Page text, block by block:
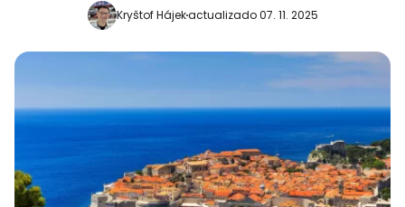
Kryštof Hájekactualizado 07. 11. 2025
Continuar con Email